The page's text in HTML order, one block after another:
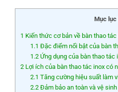
Mục lục
1 Kiến thức cơ bản về bàn thao tác
1.1 Đặc điểm nổi bật của bàn
1.2Ứng dụng của bàn thao tác
2 Lợi ích của bàn thao tác inox có
2.1 Tăng cường hiệu suất làm
2.2Đảm bảo an toàn và vệ sinh